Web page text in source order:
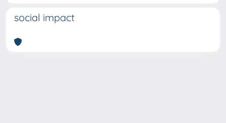
social impact